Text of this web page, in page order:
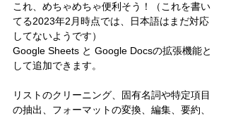
これ、めちゃめちゃ便利そう！（これを書い
てる2023年2月時点では、日本語はまだ対応
してないようです）
Google Sheets と Google Docsの拡張機能と
して追加できます。
リストのクリーニング、固有名詞や特定項目
の抽出、フォーマットの変換、編集、要約、